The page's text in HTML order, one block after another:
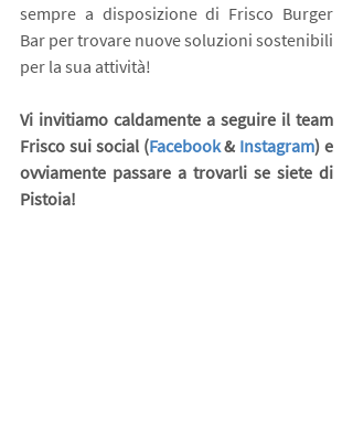
sempre a disposizione di Frisco Burger
Bar per trovare nuove soluzioni sostenibili
per la sua attività!
Vi invitiamo caldamente a seguire il team
Frisco sui social (Facebook & Instagram) e
ovviamente passare a trovarli se siete di
Pistoia!